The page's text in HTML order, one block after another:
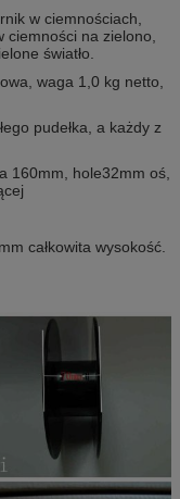
w ciemnościach,
ciemności na zielono,
światło.
waga 1,0 kg netto,
pudełka, a każdy z
160mm, hole32mm oś,
całkowita wysokość.